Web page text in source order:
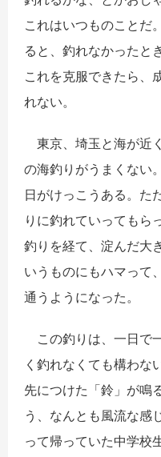
これはいつものことだ
ると、釣れなかったと
これを克服できたら、
れない。
東京、埼玉と海が近
の海釣りがうまくない
日がけっこうある。た
りに釣れていってもら
釣りを経て、淀んだ大
いうものにもハマって
通うようになった。
この釣りは、一日で
く釣れなくても構わな
先につけた「鈴」が鳴
う、なんとも風流な感
って帰っていた中学校